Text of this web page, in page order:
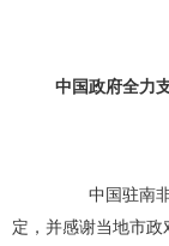
中国政府全力
中国驻南非
定，并感谢当地市